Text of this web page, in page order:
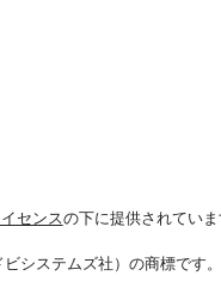
センスの下に提供されていま
ステムズ社）の商標です。